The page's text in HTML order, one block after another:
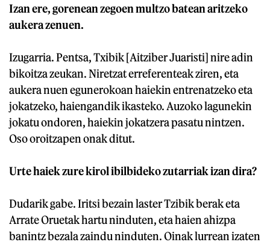
Izan ere, gorenean zegoen multzo batean aritzeko
aukera zenuen.
Izugarria. Pentsa, Txibik [Aitziber Juaristi] nire adin
bikoitza zeukan. Niretzat erreferenteak ziren, eta
aukera nuen egunerokoan haiekin entrenatzeko eta
jokatzeko, haiengandik ikasteko. Auzoko lagunekin
jokatu ondoren, haiekin jokatzera pasatu nintzen.
Oso oroitzapen onak ditut.
Urte haiek zure kirol ibilbideko zutarriak izan dira?
Dudarik gabe. Iritsi bezain laster Tzibik berak eta
Arrate Oruetak hartu ninduten, eta haien ahizpa
banintz bezala zaindu ninduten. Oinak lurrean izaten